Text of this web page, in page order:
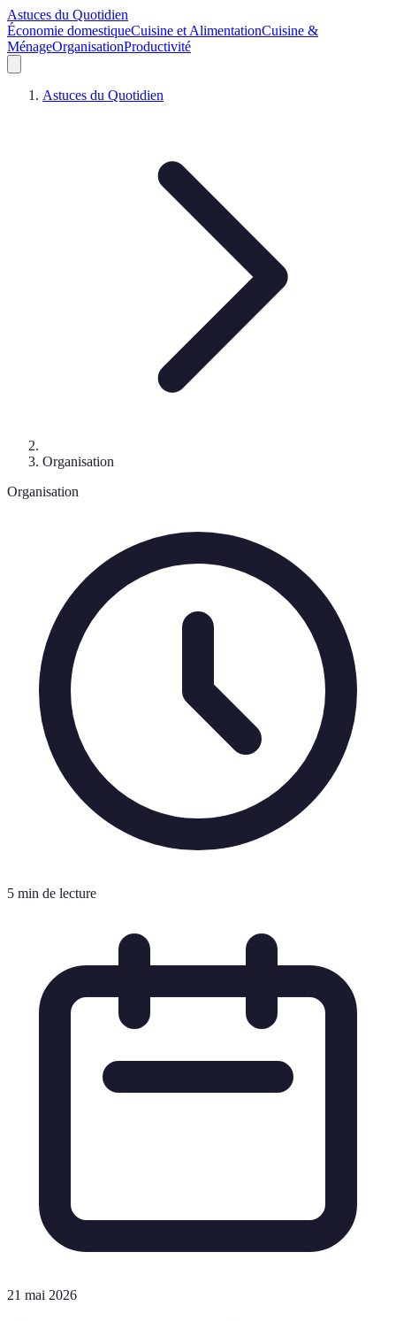
Astuces du Quotidien
Économie domestiqueCuisine et AlimentationCuisine &
MénageOrganisationProductivité
Astuces du Quotidien
Organisation
Organisation
5 min de lecture
21 mai 2026